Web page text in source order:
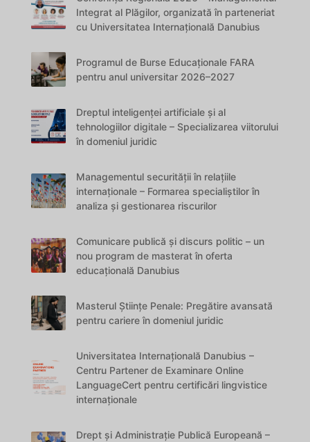
Integrat al Plăgilor, organizată în parteneriat
cu Universitatea Internațională Danubius
Programul de Burse Educaționale FARA
pentru anul universitar 2026–2027
Dreptul inteligenței artificiale și al
tehnologiilor digitale – Specializarea viitorului
în domeniul juridic
Managementul securității în relațiile
internaționale – Formarea specialiștilor în
analiza și gestionarea riscurilor
Comunicare publică și discurs politic – un
nou program de masterat în oferta
educațională Danubius
Masterul Științe Penale: Pregătire avansată
pentru cariere în domeniul juridic
Universitatea Internațională Danubius –
Centru Partener de Examinare Online
LanguageCert pentru certificări lingvistice
internaționale
Drept și Administrație Publică Europeană –